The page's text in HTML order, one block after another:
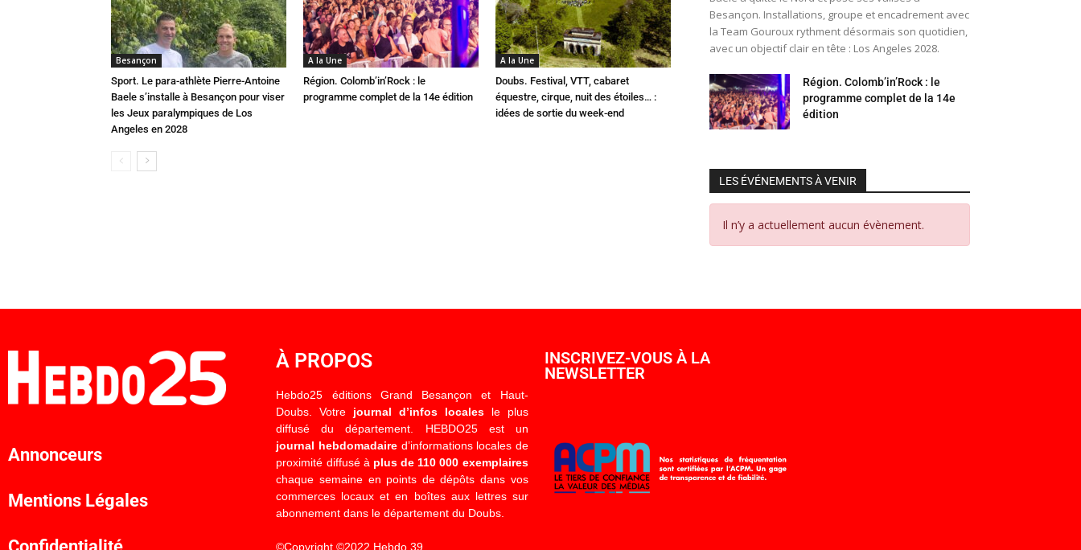
Besançon
Sport. Le para-athlète Pierre-Antoine
Baele s’installe à Besançon pour viser
les Jeux paralympiques de Los
Angeles en 2028
A la Une
Région. Colomb’in’Rock : le
programme complet de la 14e édition
A la Une
Doubs. Festival, VTT, cabaret
équestre, cirque, nuit des étoiles… :
idées de sortie du week-end
Besançon. Installations, groupe et encadrement avec
la Team Gouroux rythment désormais son quotidien,
avec un objectif clair en tête : Los Angeles 2028.
Région. Colomb’in’Rock : le
programme complet de la 14e
édition
LES ÉVÉNEMENTS À VENIR
Il n’y a actuellement aucun évènement.
Annonceurs
Mentions Légales
À PROPOS
Hebdo25 éditions Grand Besançon et Haut-
Doubs. Votre journal d’infos localesle plus
diffusé du département. HEBDO25 est un
journal hebdomadaired’informations locales de
proximité diffusé à plus de 110 000 exemplaires
chaque semaine en points de dépôts dans vos
commerces locaux et en boîtes aux lettres sur
abonnement dans le département du Doubs.
©Copyright ©2022 Hebdo 39
INSCRIVEZ-VOUS À LA
NEWSLETTER